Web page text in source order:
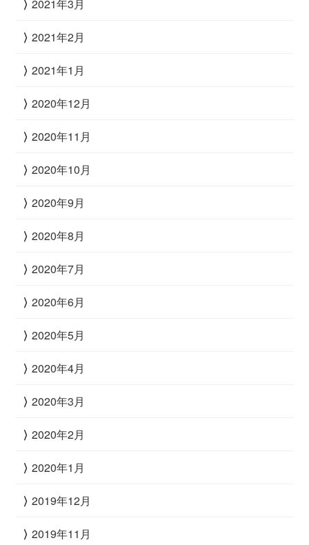
2021年3月
2021年2月
2021年1月
2020年12月
2020年11月
2020年10月
2020年9月
2020年8月
2020年7月
2020年6月
2020年5月
2020年4月
2020年3月
2020年2月
2020年1月
2019年12月
2019年11月